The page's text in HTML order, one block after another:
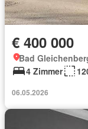
€ 400 000
Bad
4 Zimmer
06.05.2026